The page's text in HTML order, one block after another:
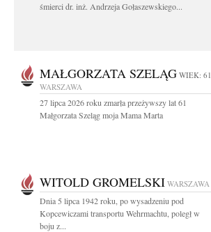
śmierci dr. inż. Andrzeja Gołaszewskiego...
MAŁGORZATA SZELĄG WIEK: 61
WARSZAWA
27 lipca 2026 roku zmarła przeżywszy lat 61
Małgorzata Szeląg moja Mama Marta
WITOLD GROMELSKI WARSZAWA
Dnia 5 lipca 1942 roku, po wysadzeniu pod
Kopcewiczami transportu Wehrmachtu, poległ w
boju z...